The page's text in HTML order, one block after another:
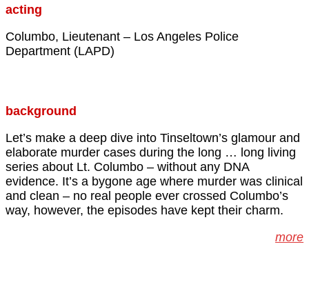
acting
Columbo, Lieutenant – Los Angeles Police
Department (LAPD)
background
Let’s make a deep dive into Tinseltown’s glamour and
elaborate murder cases during the long … long living
series about Lt. Columbo – without any DNA
evidence. It’s a bygone age where murder was clinical
and clean – no real people ever crossed Columbo’s
way, however, the episodes have kept their charm.
more